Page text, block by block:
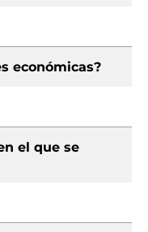
económicas?
el que se